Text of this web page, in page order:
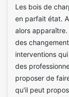
Les bois de
en parfait état.
alors
des
interventions
des
proposer de
qu'il peut